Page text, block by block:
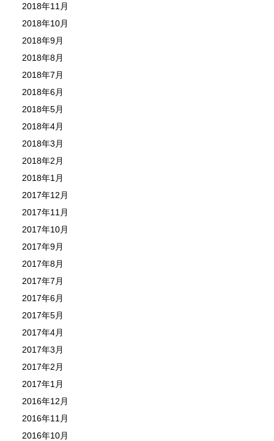
2018年11月
2018年10月
2018年9月
2018年8月
2018年7月
2018年6月
2018年5月
2018年4月
2018年3月
2018年2月
2018年1月
2017年12月
2017年11月
2017年10月
2017年9月
2017年8月
2017年7月
2017年6月
2017年5月
2017年4月
2017年3月
2017年2月
2017年1月
2016年12月
2016年11月
2016年10月